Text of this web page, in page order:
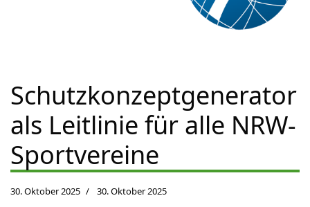
Schutzkonzeptgenerator
als Leitlinie für alle NRW-
Sportvereine
30. Oktober 2025 30. Oktober 2025